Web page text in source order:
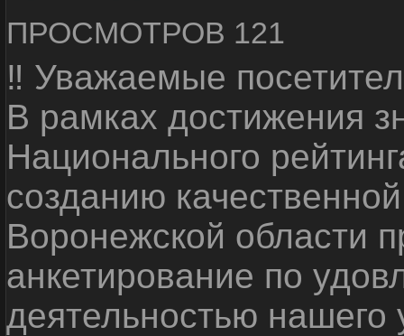
ПРОСМОТРОВ 121
‼ Уважаемые
В рамках достижения
Национального
созданию
Воронежской области
анкетирование по
деятельностью нашего